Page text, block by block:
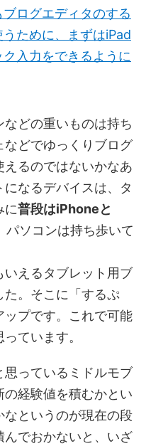
ブログエディタのする
ために、まずはiPad
ク入力をできるように
どの重いものは持ち
どでゆっくりブログ
るのではないかなあ
なるデバイスは、タ
に普段はiPhoneと
パソコンは持ち歩いて
えるタブレット用ブ
た。そこに「するぷ
ップです。これで可能
ています。
思っているミドルモブ
の経験値を積むかとい
なというのが現在の段
んでおかないと、いざ